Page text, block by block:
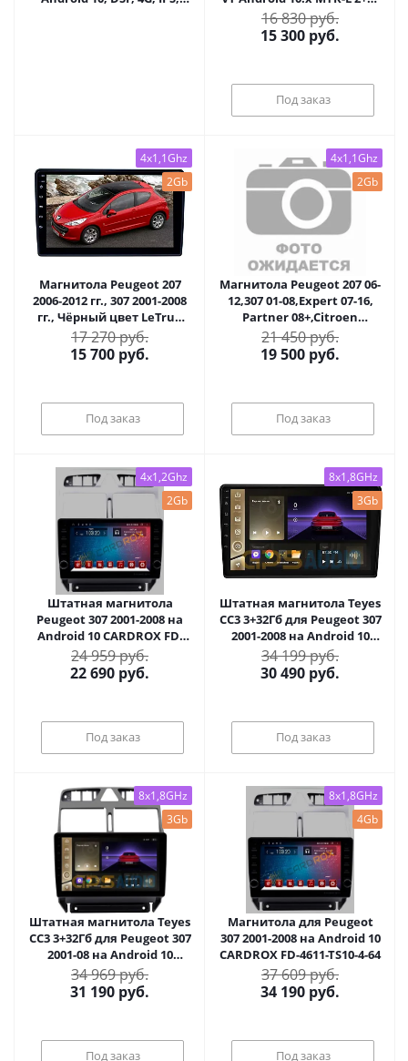
Gb ASP
16 830 руб.
15 300 руб.
Под заказ
4x1,1Ghz
2Gb
Магнитола Peugeot 207
2006-2012 гг., 307 2001-2008
гг., Чёрный цвет LeTrun
3191-4217 9 дюймов VT
Android 10.x MTK-L 2+16 Gb
ASP
17 270 руб.
15 700 руб.
Под заказ
4x1,1Ghz
2Gb
Магнитола Peugeot 207 06-
12,307 01-08,Expert 07-16,
Partner 08+,Citroen
Berlingo,C3, Jumpy LeTrun
4160-4217 9 дюймов VT
Android 10.x MTK-L 2+16 Gb
21 450 руб.
19 500 руб.
Под заказ
4x1,2Ghz
2Gb
Штатная магнитола
Peugeot 307 2001-2008 на
Android 10 CARDROX FD-
4611
24 959 руб.
22 690 руб.
Под заказ
8x1,8GHz
3Gb
Штатная магнитола Teyes
CC3 3+32Гб для Peugeot 307
2001-2008 на Android 10
(3/32Гб)
34 199 руб.
30 490 руб.
Под заказ
8x1,8GHz
3Gb
Штатная магнитола Teyes
CC3 3+32Гб для Peugeot 307
2001-08 на Android 10
(3/32Гб)
34 969 руб.
31 190 руб.
Под заказ
8x1,8GHz
4Gb
Магнитола для Peugeot
307 2001-2008 на Android 10
CARDROX FD-4611-TS10-4-64
37 609 руб.
34 190 руб.
Под заказ